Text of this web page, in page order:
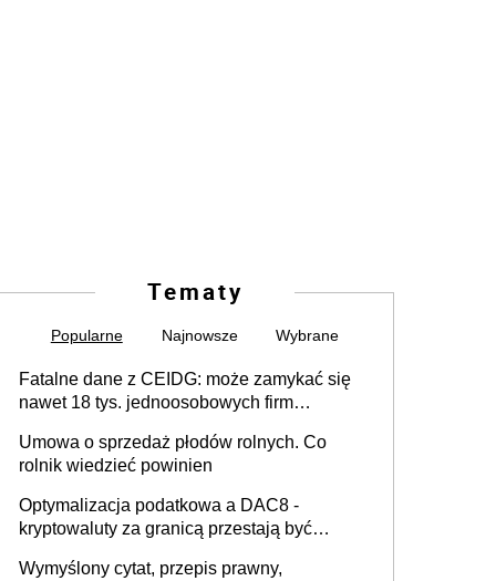
Tematy
Popularne Najnowsze Wybrane
Fatalne dane z CEIDG: może zamykać się
nawet 18 tys. jednoosobowych firm
Umowa o sprzedaż płodów rolnych. Co
rolnik wiedzieć powinien
Optymalizacja podatkowa a DAC8 -
kryptowaluty za granicą przestają być
Wymyślony cytat, przepis prawny,